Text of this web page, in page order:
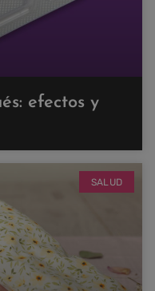
efectos y
SALUD